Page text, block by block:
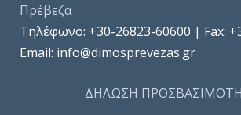
Πρέβεζα
Τηλέφωνo: +30-26823-60600 | Fax:
Email: info@dimosprevezas.gr
ΔΗΛΩΣΗ